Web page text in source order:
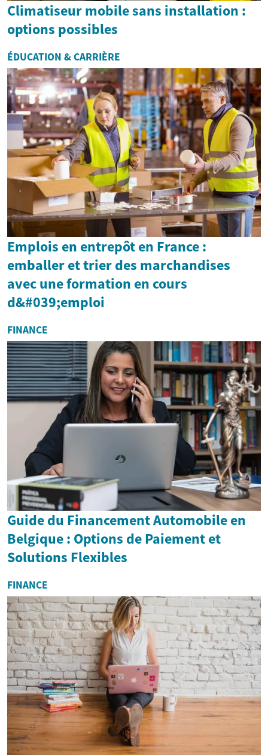
Climatiseur mobile sans installation :
options possibles
ÉDUCATION & CARRIÈRE
Emplois en entrepôt en France :
emballer et trier des marchandises
avec une formation en cours
d&#039;emploi
FINANCE
Guide du Financement Automobile en
Belgique : Options de Paiement et
Solutions Flexibles
FINANCE